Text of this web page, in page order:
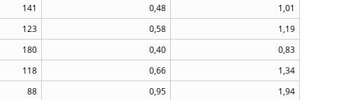
141 0,48
1,01
123 0,58
1,19
180 0,40
0,83
118 0,66
1,34
88 0,95
1,94